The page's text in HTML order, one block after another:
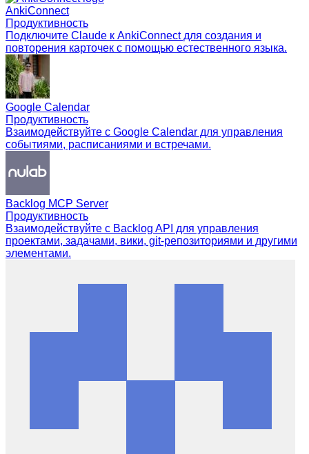
AnkiConnect
Продуктивность
Подключите Claude к AnkiConnect для создания и
повторения карточек с помощью естественного языка.
Google Calendar
Продуктивность
Взаимодействуйте с Google Calendar для управления
событиями, расписаниями и встречами.
Backlog MCP Server
Продуктивность
Взаимодействуйте с Backlog API для управления
проектами, задачами, вики, git-репозиториями и другими
элементами.